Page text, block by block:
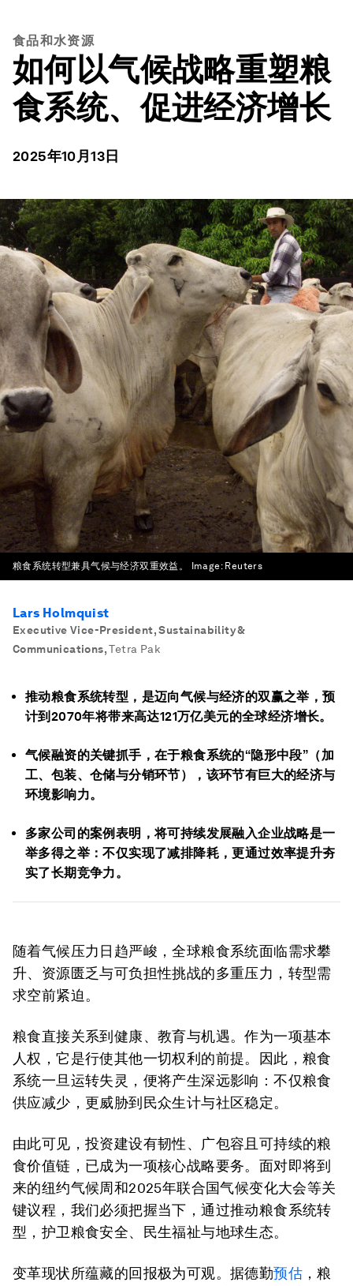
食品和水资源
如何以气候战略重塑粮
食系统、促进经济增长
2025年10月13日
粮食系统转型兼具气候与经济双重效益。 Image: Reuters
Lars Holmquist
Executive Vice-President, Sustainability &
Communications, Tetra Pak
推动粮食系统转型，是迈向气候与经济的双赢之举，预
计到2070年将带来高达121万亿美元的全球经济增长。
气候融资的关键抓手，在于粮食系统的“隐形中段”（加
工、包装、仓储与分销环节），该环节有巨大的经济与
环境影响力。
多家公司的案例表明，将可持续发展融入企业战略是一
举多得之举：不仅实现了减排降耗，更通过效率提升夯
实了长期竞争力。
随着气候压力日趋严峻，全球粮食系统面临需求攀
升、资源匮乏与可负担性挑战的多重压力，转型需
求空前紧迫。
粮食直接关系到健康、教育与机遇。作为一项基本
人权，它是行使其他一切权利的前提。因此，粮食
系统一旦运转失灵，便将产生深远影响：不仅粮食
供应减少，更威胁到民众生计与社区稳定。
由此可见，投资建设有韧性、广包容且可持续的粮
食价值链，已成为一项核心战略要务。面对即将到
来的纽约气候周和2025年联合国气候变化大会等关
键议程，我们必须把握当下，通过推动粮食系统转
型，护卫粮食安全、民生福祉与地球生态。
变革现状所蕴藏的回报极为可观。据德勤预估 ，粮